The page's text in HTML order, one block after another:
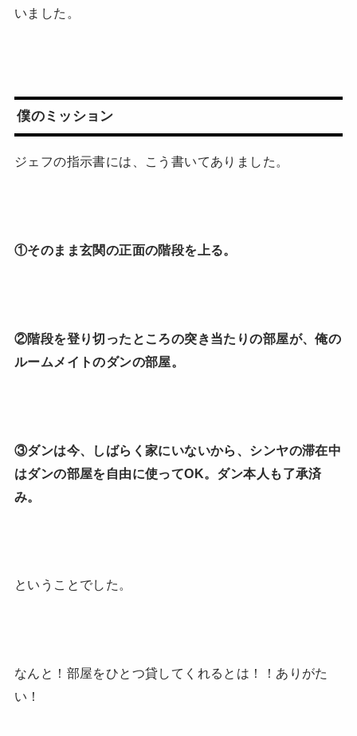
いました。
僕のミッション
ジェフの指示書には、こう書いてありました。
①そのまま玄関の正面の階段を上る。
②階段を登り切ったところの突き当たりの部屋が、俺の
ルームメイトのダンの部屋。
③ダンは今、しばらく家にいないから、シンヤの滞在中
はダンの部屋を自由に使ってOK。ダン本人も了承済
み。
ということでした。
なんと！部屋をひとつ貸してくれるとは！！ありがた
い！